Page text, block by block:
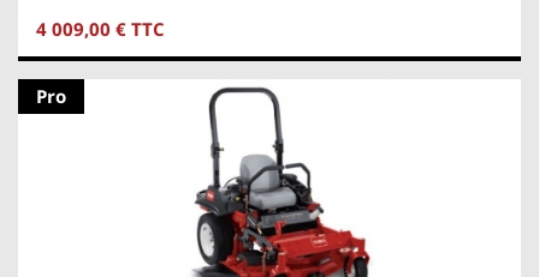
4 009,00 € TTC
Pro